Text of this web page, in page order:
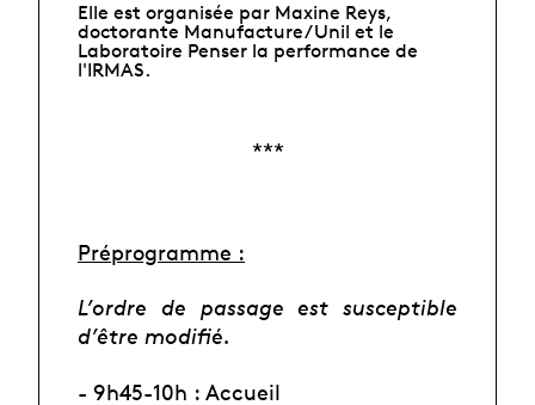
Elle est organisée par Maxine Reys,
doctorante Manufacture/Unil et le
Laboratoire Penser la performance de
l'IRMAS.
***
Préprogramme :
L’ordre de passage est susceptible
d’être modifié.
- 9h45-10h : Accueil